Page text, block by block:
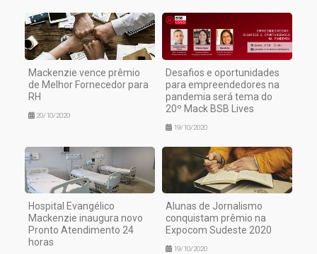
Mackenzie vence prêmio
de Melhor Fornecedor para
RH
20/10/2020
Desafios e oportunidades
para empreendedores na
pandemia será tema do
20º Mack BSB Lives
19/10/2020
Hospital Evangélico
Mackenzie inaugura novo
Pronto Atendimento 24
horas
Alunas de Jornalismo
conquistam prêmio na
Expocom Sudeste 2020
19/10/2020